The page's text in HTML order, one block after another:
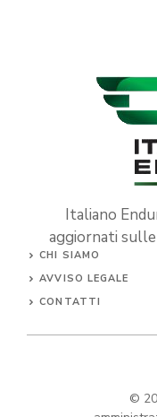
Italiano
aggiornati
CHI SIAMO
AVVISO LEGALE
CONTATTI
©